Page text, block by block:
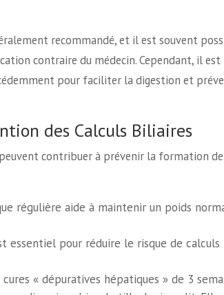
recommandé, et il est souvent
contraire du médecin. Cependant, il est
pour faciliter la digestion et
des Calculs Biliaires
contribuer à prévenir la formation de
régulière aide à maintenir un poids
essentiel pour réduire le risque de calculs
« dépuratives hépatiques » de 3